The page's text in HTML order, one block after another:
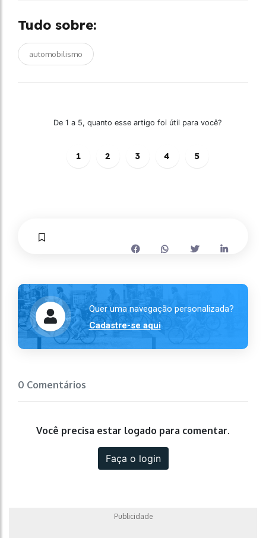
Tudo sobre:
automobilismo
De 1 a 5, quanto esse artigo foi útil para você?
1 2 3 4 5
Quer uma navegação personalizada?
Cadastre-se aqui
0 Comentários
Você precisa estar logado para comentar.
Faça o login
Publicidade